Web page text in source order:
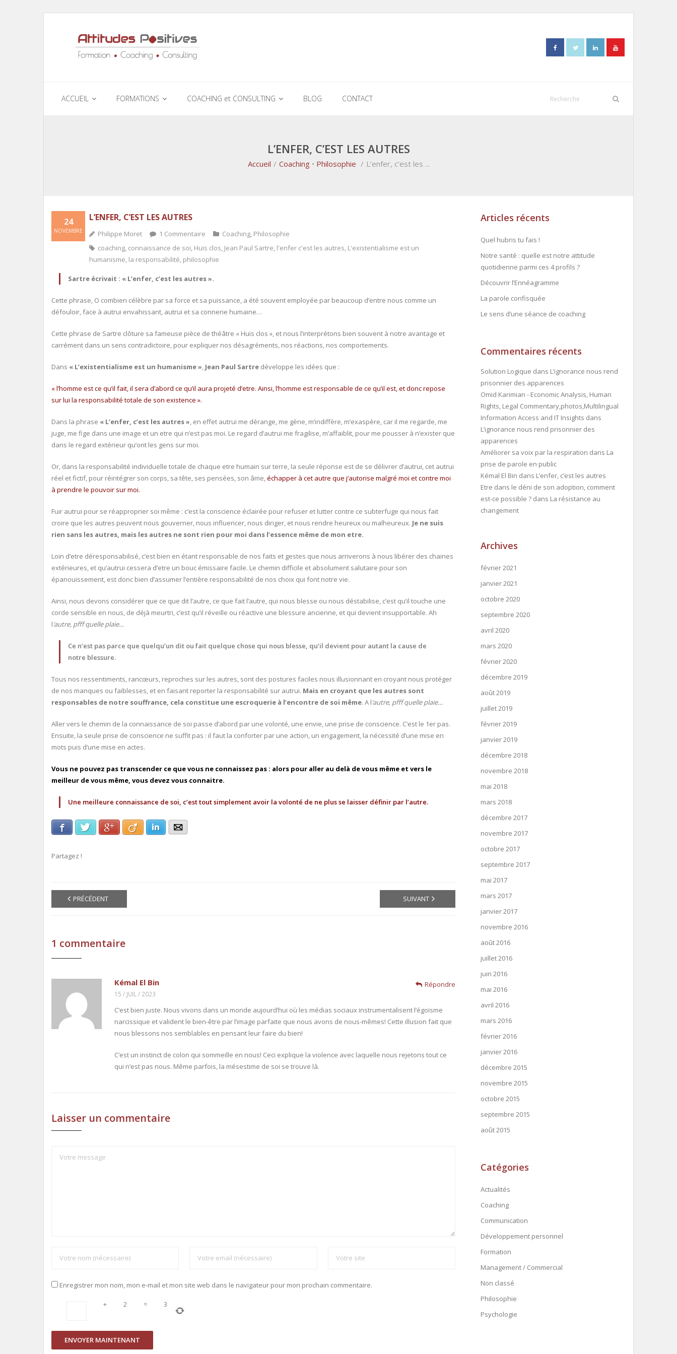
ACCUEIL FORMATIONS COACHING et CONSULTING BLOG CONTACT
L’ENFER, C’EST LES AUTRES
Accueil / Coaching• Philosophie / L’enfer, c’est les ...
L’ENFER, C’EST LES AUTRES
24
NOVEMBRE Philippe Moret 1 Commentaire Coaching, Philosophie
coaching, connaissance de soi, Huis clos, Jean Paul Sartre, l'enfer c'est les autres, L'existentialisme est un
humanisme, la responsabilité, philosophie
Sartre écrivait : « L’enfer, c’est les autres ».
Cette phrase, O combien célèbre par sa force et sa puissance, a été souvent employée par beaucoup d’entre nous comme un
défouloir, face à autrui envahissant, autrui et sa connerie humaine…
Cette phrase de Sartre clôture sa fameuse pièce de théâtre « Huis clos », et nous l’interprétons bien souvent à notre avantage et
carrément dans un sens contradictoire, pour expliquer nos désagréments, nos réactions, nos comportements.
Dans « L’existentialisme est un humanisme », Jean Paul Sartre développe les idées que :
« l’homme est ce qu’il fait, il sera d’abord ce qu’il aura projeté d’etre. Ainsi, l’homme est responsable de ce qu’il est, et donc repose
sur lui la responsabilité totale de son existence ».
Dans la phrase « L’enfer, c’est les autres », en effet autrui me dérange, me gène, m’indiffère, m’exaspère, car il me regarde, me
juge, me fige dans une image et un etre qui n’est pas moi. Le regard d’autrui me fragilise, m’affaiblit, pour me pousser à n’exister que
dans le regard extérieur qu’ont les gens sur moi.
Or, dans la responsabilité individuelle totale de chaque etre humain sur terre, la seule réponse est de se délivrer d’autrui, cet autrui
réel et fictif, pour réintégrer son corps, sa tête, ses pensées, son âme,échapper à cet autre que j’autorise malgré moi et contre moi
à prendre le pouvoir sur moi.
Fuir autrui pour se réapproprier soi même : c’est la conscience éclairée pour refuser et lutter contre ce subterfuge qui nous fait
croire que les autres peuvent nous gouverner, nous influencer, nous diriger, et nous rendre heureux ou malheureux. Je ne suis
rien sans les autres, mais les autres ne sont rien pour moi dans l’essence même de mon etre.
Loin d’etre déresponsabilisé, c’est bien en étant responsable de nos faits et gestes que nous arriverons à nous libérer des chaines
extérieures, et qu’autrui cessera d’etre un bouc émissaire facile. Le chemin difficile et absolument salutaire pour son
épanouissement, est donc bien d’assumer l’entière responsabilité de nos choix qui font notre vie.
Ainsi, nous devons considérer que ce que dit l’autre, ce que fait l’autre, qui nous blesse ou nous déstabilise, c’est qu’il touche une
corde sensible en nous, de déjà meurtri, c’est qu’il réveille ou réactive une blessure ancienne, et qui devient insupportable. Ah
l‘autre, pfff quelle plaie…
Ce n’est pas parce que quelqu’un dit ou fait quelque chose qui nous blesse, qu’il devient pour autant la cause de
notre blessure.
Tous nos ressentiments, rancœurs, reproches sur les autres, sont des postures faciles nous illusionnant en croyant nous protéger
de nos manques ou faiblesses, et en faisant reporter la responsabilité sur autrui. Mais en croyant que les autres sont
responsables de notre souffrance, cela constitue une escroquerie à l’encontre de soi même. A l‘autre, pfff quelle plaie…
Aller vers le chemin de la connaissance de soi passe d’abord par une volonté, une envie, une prise de conscience. C’est le 1er pas.
Ensuite, la seule prise de conscience ne suffit pas : il faut la conforter par une action, un engagement, la nécessité d’une mise en
mots puis d’une mise en actes.
Vous ne pouvez pas transcender ce que vous ne connaissez pas : alors pour aller au delà de vous même et vers le
meilleur de vous même, vous devez vous connaitre.
Une meilleure connaissance de soi, c’est tout simplement avoir la volonté de ne plus se laisser définir par l’autre.
FacebookTwitterGoogle+ Viadeo LinkedInE-mail
Partagez !
PRÉCÉDENT SUIVANT
1 commentaire
Kémal El Bin
15 / JUIL / 2023
Répondre
C’est bien juste. Nous vivons dans un monde aujourd’hui où les médias sociaux instrumentalisent l’égoïsme
narcissique et valident le bien-être par l’image parfaite que nous avons de nous-mêmes! Cette illusion fait que
nous blessons nos semblables en pensant leur faire du bien!
C’est un instinct de colon qui sommeille en nous! Ceci explique la violence avec laquelle nous rejetons tout ce
qui n’est pas nous. Même parfois, la mésestime de soi se trouve là.
Laisser un commentaire
Enregistrer mon nom, mon e-mail et mon site web dans le navigateur pour mon prochain commentaire.
+ 2 = 3
Articles récents
Quel hubris tu fais !
Notre santé : quelle est notre attitude
quotidienne parmi ces 4 profils ?
Découvrir l’Ennéagramme
La parole confisquée
Le sens d’une séance de coaching
Commentaires récents
Solution Logique dans L’ignorance nous rend
prisonnier des apparences
Omid Karimian - Economic Analysis, Human
Rights, Legal Commentary,photos,Multilingual
Information Access and IT Insights dans
L’ignorance nous rend prisonnier des
apparences
Améliorer sa voix par la respiration dans La
prise de parole en public
Kémal El Bin dans L’enfer, c’est les autres
Etre dans le déni de son adoption, comment
est-ce possible ? dans La résistance au
changement
Archives
février 2021
janvier 2021
octobre 2020
septembre 2020
avril 2020
mars 2020
février 2020
décembre 2019
août 2019
juillet 2019
février 2019
janvier 2019
décembre 2018
novembre 2018
mai 2018
mars 2018
décembre 2017
novembre 2017
octobre 2017
septembre 2017
mai 2017
mars 2017
janvier 2017
novembre 2016
août 2016
juillet 2016
juin 2016
mai 2016
avril 2016
mars 2016
février 2016
janvier 2016
décembre 2015
novembre 2015
octobre 2015
septembre 2015
août 2015
Catégories
Actualités
Coaching
Communication
Développement personnel
Formation
Management / Commercial
Non classé
Philosophie
Psychologie